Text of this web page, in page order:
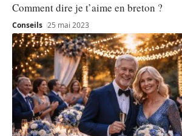
Comment dire je t’aime en breton ?
Conseils 25 mai 2023